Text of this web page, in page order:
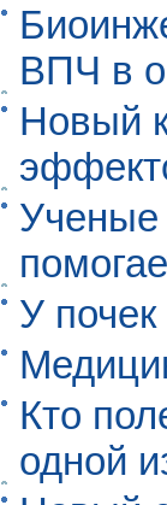
ВПЧ в
Новый
Ученые
У
Кто
одной